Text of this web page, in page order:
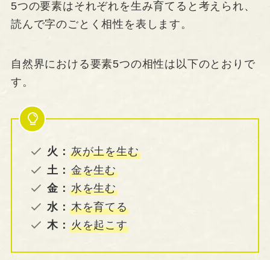
5つの要素はそれぞれを生み育てると考えられ、
読んで字のごとく相性を表します。
自然界における要素5つの相性は以下のとおりで
す。
火： 灰が土を生む
土： 金を生む
金： 水を生む
水： 木を育てる
木： 火を起こす